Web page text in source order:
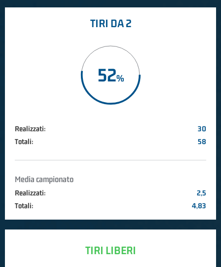
TIRI DA 2
52
Realizzati:
30
Totali:
58
Media campionato
Realizzati:
2,5
Totali:
4,83
TIRI LIBERI